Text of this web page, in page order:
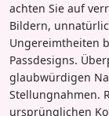
achten Sie auf
Bildern,
Ungereimtheiten
Passdesigns.
glaubwürdigen
Stellungnahmen.
ursprünglichen